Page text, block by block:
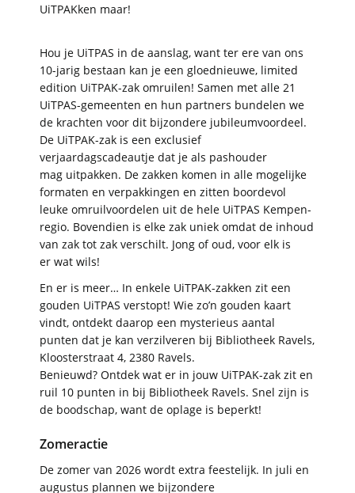
UiTPAKken maar!
Hou je UiTPAS in de aanslag, want ter ere van ons
10-jarig bestaan kan je een gloednieuwe, limited
edition UiTPAK-zak omruilen! Samen met alle 21
UiTPAS-gemeenten en hun partners bundelen we
de krachten voor dit bijzondere jubileumvoordeel.
De UiTPAK-zak is een exclusief
verjaardagscadeautje dat je als pashouder
mag uitpakken. De zakken komen in alle mogelijke
formaten en verpakkingen en zitten boordevol
leuke omruilvoordelen uit de hele UiTPAS Kempen-
regio. Bovendien is elke zak uniek omdat de inhoud
van zak tot zak verschilt. Jong of oud, voor elk is
er wat wils!
En er is meer… In enkele UiTPAK-zakken zit een
gouden UiTPAS verstopt! Wie zo’n gouden kaart
vindt, ontdekt daarop een mysterieus aantal
punten dat je kan verzilveren bij Bibliotheek Ravels,
Kloosterstraat 4, 2380 Ravels.
Benieuwd? Ontdek wat er in jouw UiTPAK-zak zit en
ruil 10 punten in bij Bibliotheek Ravels. Snel zijn is
de boodschap, want de oplage is beperkt!
Zomeractie
De zomer van 2026 wordt extra feestelijk. In juli en
augustus plannen we bijzondere